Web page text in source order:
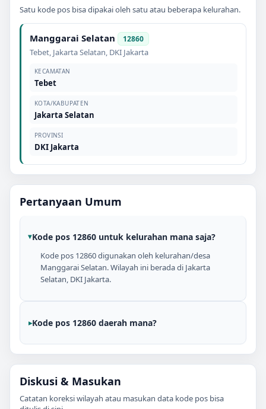
Satu kode pos bisa dipakai oleh satu atau beberapa kelurahan.
Manggarai Selatan 12860
Tebet, Jakarta Selatan, DKI Jakarta
KECAMATAN
Tebet
KOTA/KABUPATEN
Jakarta Selatan
PROVINSI
DKI Jakarta
Pertanyaan Umum
Kode pos 12860 untuk kelurahan mana saja?
Kode pos 12860 digunakan oleh kelurahan/desa
Manggarai Selatan. Wilayah ini berada di Jakarta
Selatan, DKI Jakarta.
Kode pos 12860 daerah mana?
Diskusi & Masukan
Catatan koreksi wilayah atau masukan data kode pos bisa